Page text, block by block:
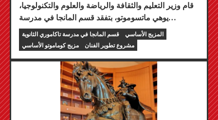
قام وزير التعليم والثقافة والرياضة والعلوم والتكنولوجيا،
يوهي ماتسوموتو، بتفقد قسم المانجا في مدرسة
تاكاموري الثانوية.
قسم المانجا في مدرسة تاكاموري الثانوية
المزيج الأساسي
مزيج كوماموتو الأساسي
مشروع تطوير الفنان